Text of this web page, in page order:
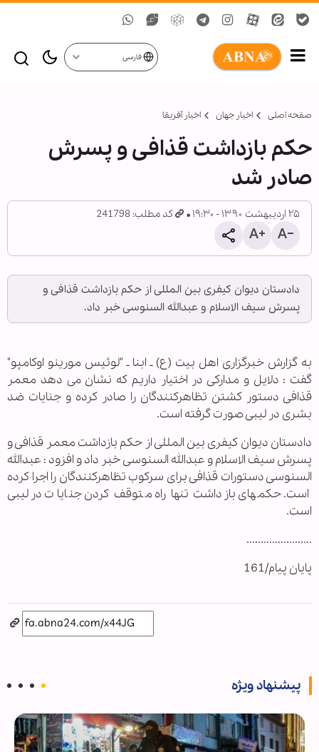
فارسی
صفحه اصلی اخبار جهان اخبار آفریقا
حکم بازداشت قذافی و پسرش
صادر شد
۲۵ اردیبهشت ۱۳۹۰ - ۱۹:۳۰ کد مطلب: 241798
دادستان دیوان کیفری بین المللی از حکم بازداشت قذافی و
پسرش سیف الاسلام و عبدالله السنوسی خبر داد.
به گزارش خبرگزاری اهل بیت (ع) ـ ابنا ـ "لوئیس مورینو اوکامپو"
گفت : دلایل و مدارکی در اختیار داریم که نشان می دهد معمر
قذافی دستور کشتن تظاهرکنندگان را صادر کرده و جنایات ضد
بشری در لیبی صورت گرفته است.
دادستان دیوان کیفری بین المللی از حکم بازداشت معمر قذافی و
پسرش سیف الاسلام و عبدالله السنوسی خبر داد و افزود : عبدالله
السنوسی دستورات قذافی برای سرکوب تظاهرکنندگان را اجرا کرده
است. حکم‏های بازداشت تنها راه متوقف کردن جنایات در لیبی
است.
.......................
پایان پیام/161
پیشنهاد ویژه